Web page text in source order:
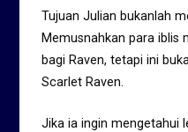
Tujuan Julian bukanlah
Memusnahkan para iblis
bagi Raven, tetapi ini
Scarlet Raven.
Jika ia ingin mengetahui